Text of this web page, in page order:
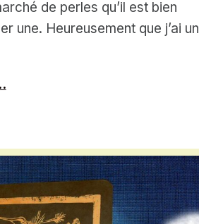
de perles qu’il est bien
une. Heureusement que j’ai un